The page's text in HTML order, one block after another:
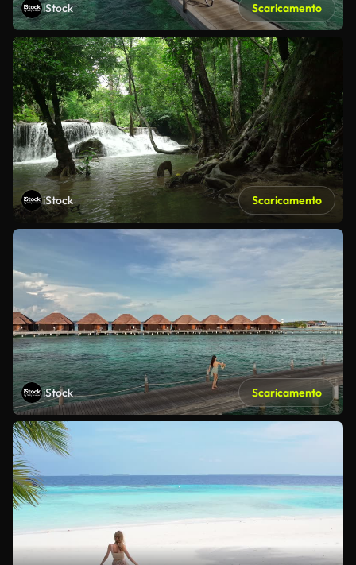
iStock Scaricamento
iStock Scaricamento
iStock Scaricamento